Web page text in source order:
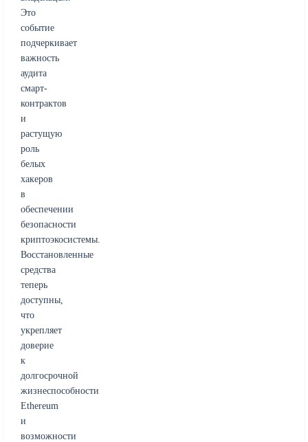
Это
событие
подчеркивает
важность
аудита
смарт-
контрактов
и
растущую
роль
белых
хакеров
в
обеспечении
безопасности
криптоэкосистемы.
Восстановленные
средства
теперь
доступны,
что
укрепляет
доверие
к
долгосрочной
жизнеспособности
Ethereum
и
возможности